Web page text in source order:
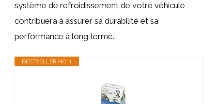
système de refroidissement de votre véhicule
contribuera à assurer sa durabilité et sa
performance à long terme.
BESTSELLER NO. 1